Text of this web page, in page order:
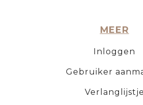
MEER
Inloggen
Gebruiker
Verlanglijstje